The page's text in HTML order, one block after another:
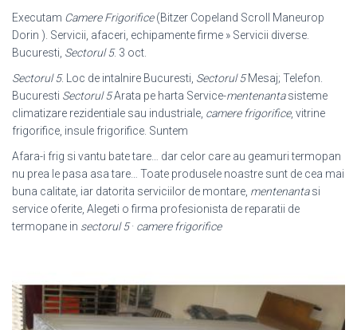
Executam Camere Frigorifice(Bitzer Copeland Scroll Maneurop
Dorin ). Servicii, afaceri, echipamente firme » Servicii diverse.
Bucuresti, Sectorul 5. 3 oct.
Sectorul 5. Loc de intalnire Bucuresti, Sectorul 5Mesaj; Telefon.
Bucuresti Sectorul 5Arata pe harta Service-mentenantasisteme
climatizare rezidentiale sau industriale, camere frigorifice, vitrine
frigorifice, insule frigorifice. Suntem
Afara-i frig si vantu bate tare… dar celor care au geamuri termopan
nu prea le pasa asa tare… Toate produsele noastre sunt de cea mai
buna calitate, iar datorita serviciilor de montare, mentenantasi
service oferite, Alegeti o firma profesionista de reparatii de
termopane in sectorul 5· camere frigorifice